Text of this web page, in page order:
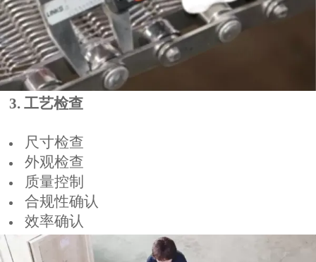
3. 工艺检查
尺寸检查
外观检查
质量控制
合规性确认
效率确认